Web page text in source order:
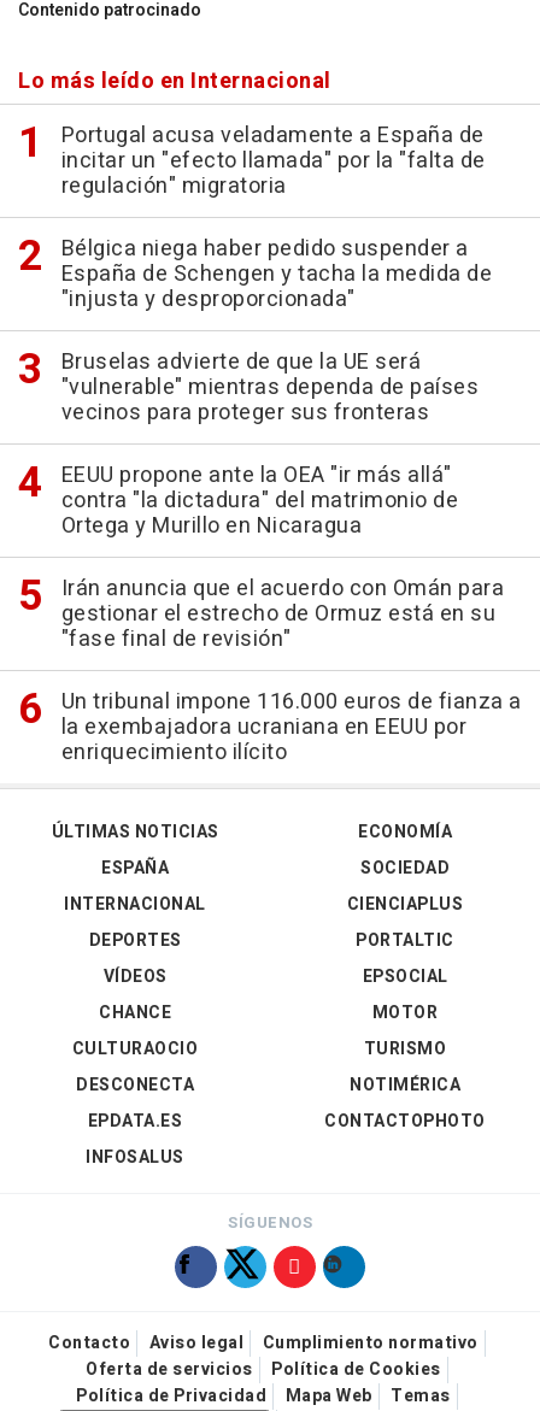
Contenido patrocinado
Lo más leído en Internacional
Portugal acusa veladamente a España de
incitar un "efecto llamada" por la "falta de
regulación" migratoria
Bélgica niega haber pedido suspender a
España de Schengen y tacha la medida de
"injusta y desproporcionada"
Bruselas advierte de que la UE será
"vulnerable" mientras dependa de países
vecinos para proteger sus fronteras
EEUU propone ante la OEA "ir más allá"
contra "la dictadura" del matrimonio de
Ortega y Murillo en Nicaragua
Irán anuncia que el acuerdo con Omán para
gestionar el estrecho de Ormuz está en su
"fase final de revisión"
Un tribunal impone 116.000 euros de fianza a
la exembajadora ucraniana en EEUU por
enriquecimiento ilícito
ÚLTIMAS NOTICIAS
ESPAÑA
INTERNACIONAL
DEPORTES
VÍDEOS
ECONOMÍA
SOCIEDAD
CIENCIAPLUS
PORTALTIC
EPSOCIAL
CHANCE
CULTURAOCIO
DESCONECTA
EPDATA.ES
INFOSALUS
MOTOR
TURISMO
NOTIMÉRICA
CONTACTOPHOTO
SÍGUENOS
Contacto Aviso legal
Cumplimiento normativo
Oferta de servicios
Política de Cookies
Política de Privacidad
Mapa Web Temas